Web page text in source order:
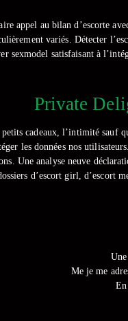
appel au bilan d’escorte
variés. Détecter
sexmodel satisfaisant à
Private
petits cadeaux, l’intimité sauf
les données nos
Une analyse neuve
d’escort girl, d’escort
Me je me